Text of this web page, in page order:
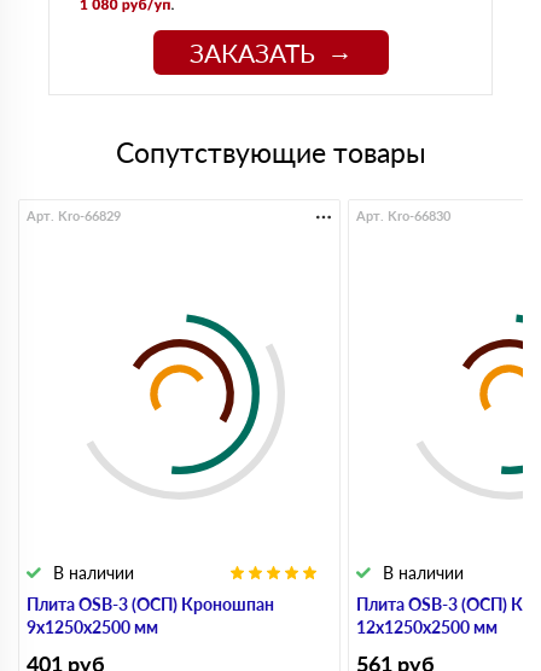
ЗАКАЗАТЬ
Сопутствующие товары
Плита OSB-3 (ОСП) Кроношпан
9х1250х2500 мм
В наличии
Арт. Kro-66829
401 руб
Плита OSB-3 (ОСП)
12х1250х2500 мм
В наличии
Арт. Kro-66830
561 руб